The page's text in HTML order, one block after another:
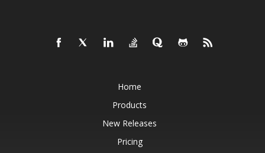
Home
Products
New Releases
Pricing